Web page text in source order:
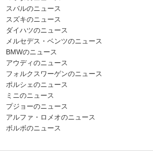
スバルのニュース
スズキのニュース
ダイハツのニュース
メルセデス・ベンツのニュース
BMWのニュース
アウディのニュース
フォルクスワーゲンのニュース
ポルシェのニュース
ミニのニュース
プジョーのニュース
アルファ・ロメオのニュース
ボルボのニュース